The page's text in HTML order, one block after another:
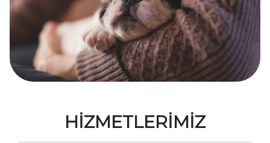
HİZMETLERİMİZ